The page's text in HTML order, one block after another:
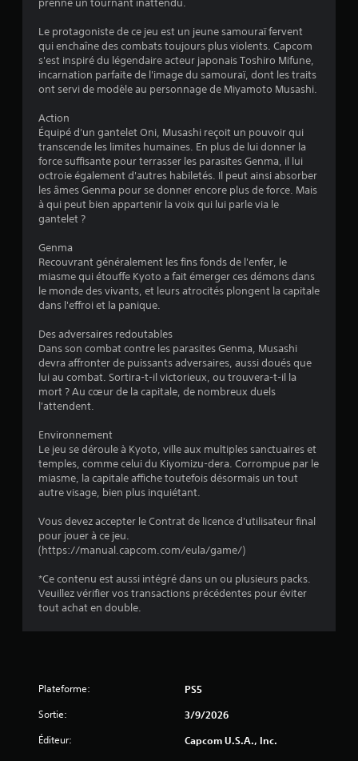
Le protagoniste de ce jeu est un jeune samouraï fervent
qui enchaîne des combats toujours plus violents. Capcom
s'est inspiré du légendaire acteur japonais Toshiro Mifune,
incarnation parfaite de l'image du samouraï, dont les traits
ont servi de modèle au personnage de Miyamoto Musashi.
Action
Équipé d'un gantelet Oni, Musashi reçoit un pouvoir qui
transcende les limites humaines. En plus de lui donner la
force suffisante pour terrasser les parasites Genma, il lui
octroie également d'autres habiletés. Il peut ainsi absorber
les âmes Genma pour se donner encore plus de force. Mais
à qui peut bien appartenir la voix qui lui parle via le
gantelet ?
Genma
Recouvrant généralement les fins fonds de l'enfer, le
miasme qui étouffe Kyoto a fait émerger ces démons dans
le monde des vivants, et leurs atrocités plongent la capitale
dans l'effroi et la panique.
Des adversaires redoutables
Dans son combat contre les parasites Genma, Musashi
devra affronter de puissants adversaires, aussi doués que
lui au combat. Sortira-t-il victorieux, ou trouvera-t-il la
mort ? Au cœur de la capitale, de nombreux duels
l'attendent.
Environnement
Le jeu se déroule à Kyoto, ville aux multiples sanctuaires et
temples, comme celui du Kiyomizu-dera. Corrompue par le
miasme, la capitale affiche toutefois désormais un tout
autre visage, bien plus inquiétant.
Vous devez accepter le Contrat de licence d'utilisateur final
pour jouer à ce jeu.
(https://manual.capcom.com/eula/game/)
*Ce contenu est aussi intégré dans un ou plusieurs packs.
Veuillez vérifier vos transactions précédentes pour éviter
tout achat en double.
Plateforme: PS5
Sortie: 3/9/2026
Éditeur: Capcom U.S.A., Inc.